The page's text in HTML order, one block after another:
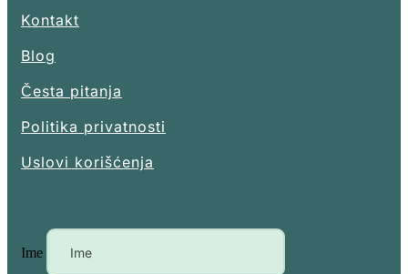
Kontakt
Blog
Česta pitanja
Politika privatnosti
Uslovi korišćenja
Ime